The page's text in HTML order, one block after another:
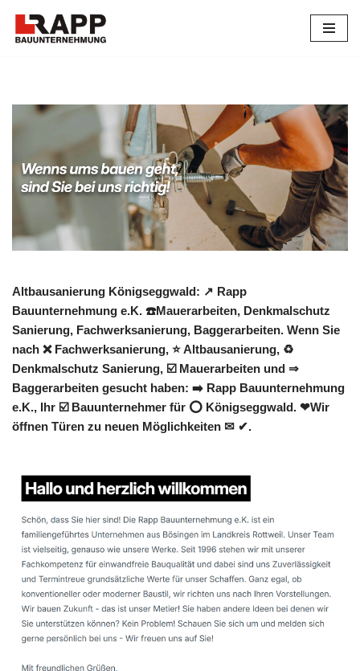
Zum
Altbausanierung Königseggwald: ↗️ Rapp
Bauunternehmung e.K. ☎️Mauerarbeiten, Denkmalschutz
Sanierung, Fachwerksanierung, Baggerarbeiten. Wenn Sie
nach ❌ Fachwerksanierung, ⭐ Altbausanierung, ♻
Denkmalschutz Sanierung, ☑️ Mauerarbeiten und ⇒
Baggerarbeiten gesucht haben: ➡️ Rapp Bauunternehmung
e.K., Ihr ☑️ Bauunternehmer für ⭕ Königseggwald. ❤Wir
öffnen Türen zu neuen Möglichkeiten ✉ ✔.